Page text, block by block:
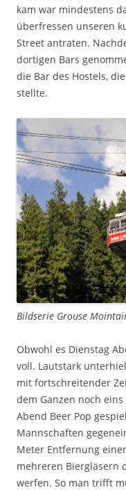
kam war mindestens
überfressen unseren
Street antraten.
dortigen Bars
die Bar des Hostels,
stellte.
Bildserie Grouse
Obwohl es Dienstag
voll. Lautstark
mit fortschreitender
dem Ganzen noch
Abend Beer Pop
Mannschaften
Meter Entfernung
mehreren Biergläsern
werfen. So man trifft